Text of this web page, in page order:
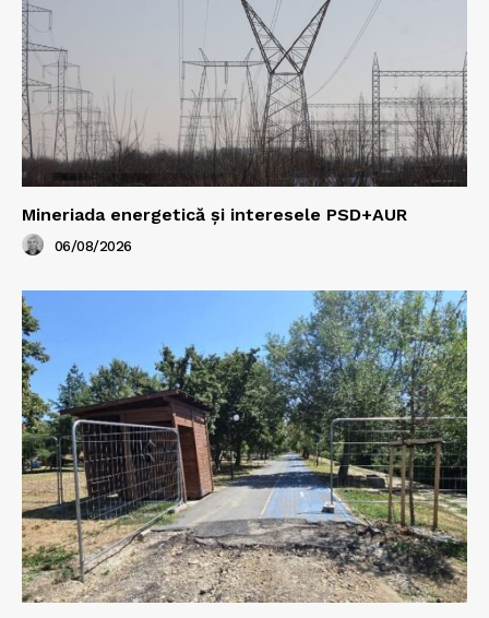
Mineriada energetică și interesele PSD+AUR
06/08/2026